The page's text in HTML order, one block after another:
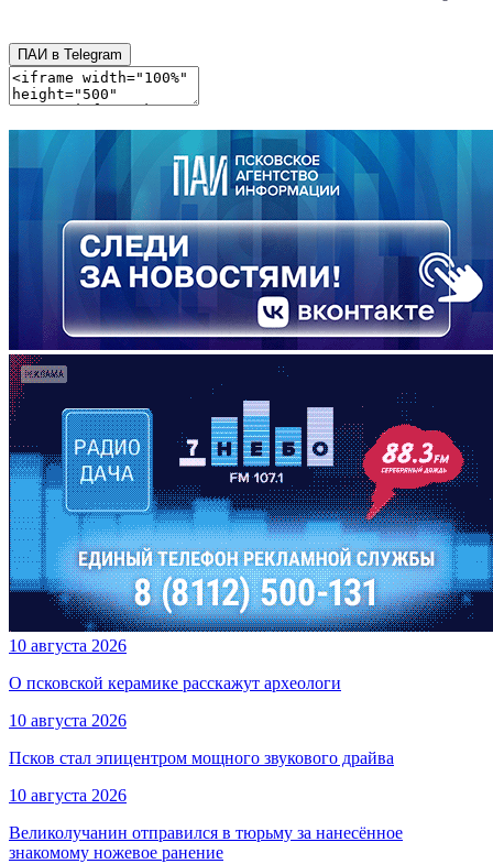
ПАИ в Telegram
10 августа 2026
О псковской керамике расскажут археологи
10 августа 2026
Псков стал эпицентром мощного звукового драйва
10 августа 2026
Великолучанин отправился в тюрьму за нанесённое
знакомому ножевое ранение